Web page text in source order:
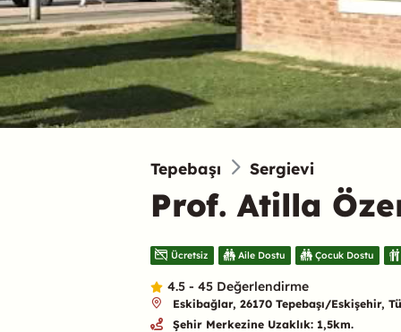
Tepebaşı Sergievi
Prof. Atilla
Ücretsiz Aile Dostu Çocuk Dostu
4.5 - 45 Değerlendirme
Eskibağlar, 26170 Tepebaşı/Eskişehir,
Şehir Merkezine Uzaklık: 1,5km.